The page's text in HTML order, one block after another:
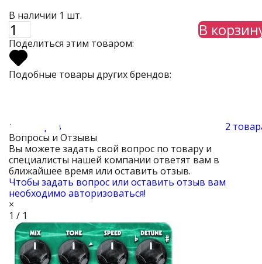
В наличии 1 шт.
В
Поделиться этим товаром:
Подобные товары других брендов:
10 товаров
2
Вопросы и Отзывы
Вы можете задать свой вопрос по товару и
специалисты нашей компании ответят вам в
ближайшее время или оставить отзыв.
Чтобы задать вопрос или оставить отзыв вам
необходимо авторизоваться!
×
1 / 1